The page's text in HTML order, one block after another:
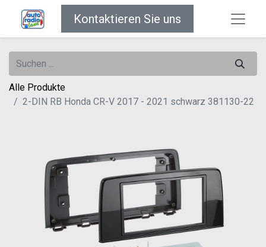
Kontaktieren Sie uns
Alle Produkte
2-DIN RB Honda CR-V 2017 - 2021 schwarz 381130-22